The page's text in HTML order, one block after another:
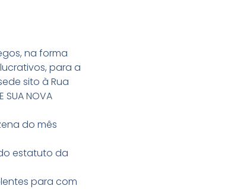
na forma
para a
sito à Rua
NOVA
do mês
estatuto da
para com